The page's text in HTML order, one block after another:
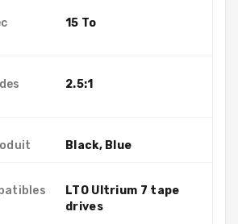
15 To
2.5:1
Black, Blue
LTO Ultrium 7 tape
drives